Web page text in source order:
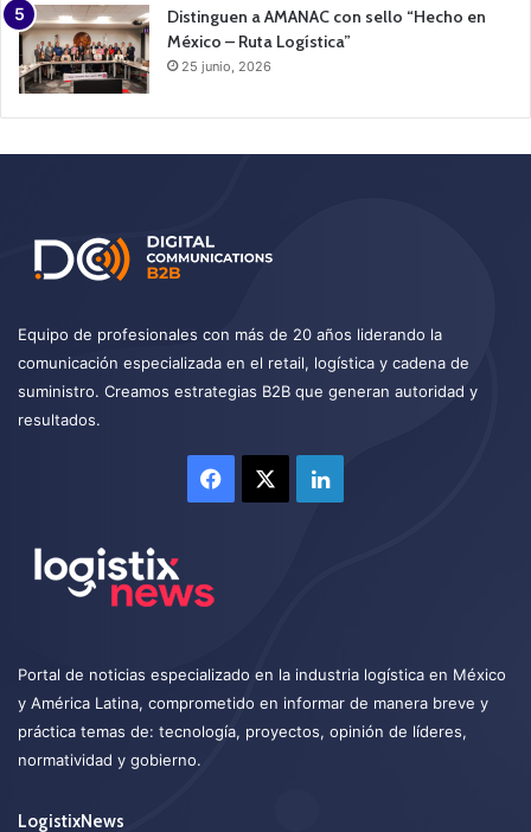
Distinguen a AMANAC con sello “Hecho en
México – Ruta Logística”
25 junio, 2026
Equipo de profesionales con más de 20 años liderando la
comunicación especializada en el retail, logística y cadena de
suministro. Creamos estrategias B2B que generan autoridad y
resultados.
Facebook LinkedIn
Portal de noticias especializado en la industria logística en México
y América Latina, comprometido en informar de manera breve y
práctica temas de: tecnología, proyectos, opinión de líderes,
normatividad y gobierno.
LogistixNews